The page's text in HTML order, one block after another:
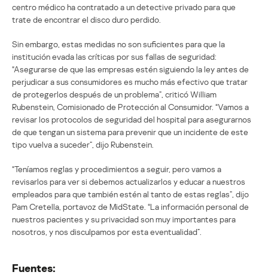
centro médico ha contratado a un detective privado para que
trate de encontrar el disco duro perdido.
Sin embargo, estas medidas no son suficientes para que la
institución evada las críticas por sus fallas de seguridad:
“Asegurarse de que las empresas estén siguiendo la ley antes de
perjudicar a sus consumidores es mucho más efectivo que tratar
de protegerlos después de un problema”, criticó William
Rubenstein, Comisionado de Protección al Consumidor. “Vamos a
revisar los protocolos de seguridad del hospital para asegurarnos
de que tengan un sistema para prevenir que un incidente de este
tipo vuelva a suceder”, dijo Rubenstein.
“Teníamos reglas y procedimientos a seguir, pero vamos a
revisarlos para ver si debemos actualizarlos y educar a nuestros
empleados para que también estén al tanto de estas reglas”, dijo
Pam Cretella, portavoz de MidState. “La información personal de
nuestros pacientes y su privacidad son muy importantes para
nosotros, y nos disculpamos por esta eventualidad”.
Fuentes: